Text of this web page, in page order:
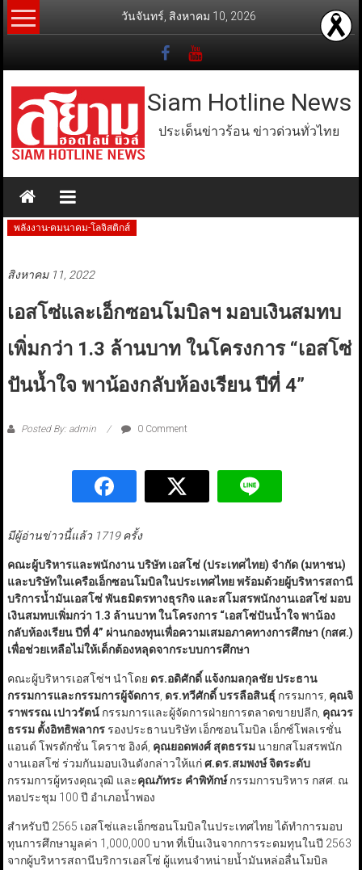
Skip
to
วันจันทร์, สิงหาคม 10, 2026
Siam Hotline News
ประเด็นข่าวร้อน ข่าวด่วนทั่วไทย
พลังงาน-คมนาคม-โลจิสติกส์
สิงหาคม 11, 2022
เอสโซ่และเอ็กซอนโมบิลฯ มอบเงินสมทบ
เพิ่มกว่า 1.3 ล้านบาท ในโครงการ “เอสโซ่
ปันน้ำใจ พาน้องกลับห้องเรียน ปีที่ 4”
Posted By: admin 0 Comment
มีผู้อ่านข่าวนี้แล้ว 1719 ครั้ง
คณะผู้บริหารและพนักงาน บริษัท เอสโซ่ (ประเทศไทย) จำกัด (มหาชน)
และบริษัทในเครือเอ็กซอนโมบิลในประเทศไทย พร้อมด้วยผู้บริหารสถานี
บริการน้ำมันเอสโซ่ พันธมิตรทางธุรกิจ และสโมสรพนักงานเอสโซ่ มอบ
เงินสมทบเพิ่มกว่า 1.3 ล้านบาท ในโครงการ “เอสโซ่ปันน้ำใจ พาน้อง
กลับห้องเรียน ปีที่ 4” ผ่านกองทุนเพื่อความเสมอภาคทางการศึกษา (กสศ.)
เพื่อช่วยเหลือไม่ให้เด็กต้องหลุดจากระบบการศึกษา
คณะผู้บริหารเอสโซ่ฯ นำโดย ดร.อดิศักดิ์ แจ้งกมลกุลชัย ประธาน
กรรมการและกรรมการผู้จัดการ, ดร.ทวีศักดิ์ บรรลือสินธุ์ กรรมการ, คุณจิ
ราพรรณ เปาวรัตน์กรรมการและผู้จัดการฝ่ายการตลาดขายปลีก, คุณวร
ธรรม ตั้งอิทธิพลากรรองประธานบริษัท เอ็กซอนโมบิล เอ็กซ์โพลเรชั่น
แอนด์ โพรดักชั่น โคราช อิงค์, คุณยอดพงศ์ สุตธรรมนายกสโมสรพนัก
งานเอสโซ่ ร่วมกันมอบเงินดังกล่าวให้แก่ศ.ดร.สมพงษ์ จิตระดับ
กรรมการผู้ทรงคุณวุฒิ และคุณภัทระ คำพิทักษ์กรรมการบริหาร กสศ. ณ
หอประชุม 100 ปี อำเภอน้ำพอง
สำหรับปี 2565 เอสโซ่และเอ็กซอนโมบิลในประเทศไทย ได้ทำการมอบ
ทุนการศึกษามูลค่า 1,000,000 บาท ที่เป็นเงินจากการระดมทุนในปี 2563
จากผู้บริหารสถานีบริการเอสโซ่ ผู้แทนจำหน่ายน้ำมันหล่อลื่นโมบิล